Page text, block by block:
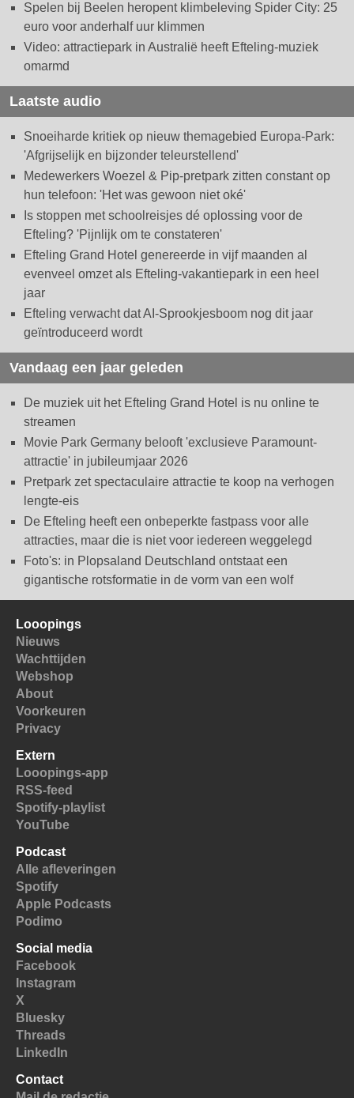
Spelen bij Beelen heropent klimbeleving Spider City: 25
euro voor anderhalf uur klimmen
Video: attractiepark in Australië heeft Efteling-muziek
omarmd
Laatste audio
Snoeiharde kritiek op nieuw themagebied Europa-Park:
'Afgrijselijk en bijzonder teleurstellend'
Medewerkers Woezel & Pip-pretpark zitten constant op
hun telefoon: 'Het was gewoon niet oké'
Is stoppen met schoolreisjes dé oplossing voor de
Efteling? 'Pijnlijk om te constateren'
Efteling Grand Hotel genereerde in vijf maanden al
evenveel omzet als Efteling-vakantiepark in een heel
jaar
Efteling verwacht dat AI-Sprookjesboom nog dit jaar
geïntroduceerd wordt
Vandaag een jaar geleden
De muziek uit het Efteling Grand Hotel is nu online te
streamen
Movie Park Germany belooft 'exclusieve Paramount-
attractie' in jubileumjaar 2026
Pretpark zet spectaculaire attractie te koop na verhogen
lengte-eis
De Efteling heeft een onbeperkte fastpass voor alle
attracties, maar die is niet voor iedereen weggelegd
Foto's: in Plopsaland Deutschland ontstaat een
gigantische rotsformatie in de vorm van een wolf
Looopings
Nieuws
Wachttijden
Webshop
About
Voorkeuren
Privacy
Extern
Looopings-app
RSS-feed
Spotify-playlist
YouTube
Podcast
Alle afleveringen
Spotify
Apple Podcasts
Podimo
Social media
Facebook
Instagram
X
Bluesky
Threads
LinkedIn
Contact